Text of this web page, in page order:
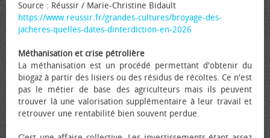
Source : Réussir / Marie-Christine Bidault
https://www.reussir.fr/grandes-cultures/broyage-des-
jacheres-quelles-dates-dinterdiction-en-2026
Méthanisation et crise pétrolière
La méthanisation est un procédé permettant d'obtenir du
biogaz à partir des lisiers ou des résidus de récoltes. Ce n'est
pas le métier de base des agriculteurs mais ils peuvent
trouver là une valorisation supplémentaire à leur travail et
retrouver une rentabilité bien souvent perdue.